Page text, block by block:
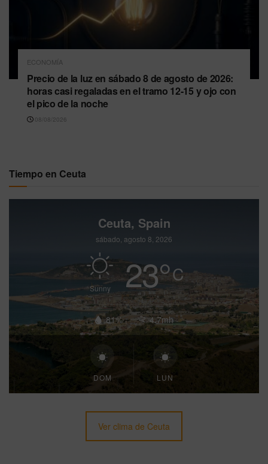
ECONOMÍA
Precio de la luz en sábado 8 de agosto de 2026:
horas casi regaladas en el tramo 12-15 y ojo con
el pico de la noche
08/08/2026
Tiempo en Ceuta
Ceuta, Spain
sábado, agosto 8, 2026
Sunny 23°C
81% 4.7mh
DOM LUN
Ver clima de Ceuta